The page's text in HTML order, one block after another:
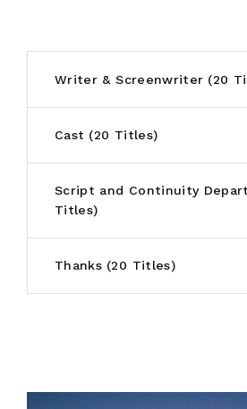
Writer & Screenwriter 20
Cast 20 Titles
Script and Continuity
Titles
Thanks 20 Titles